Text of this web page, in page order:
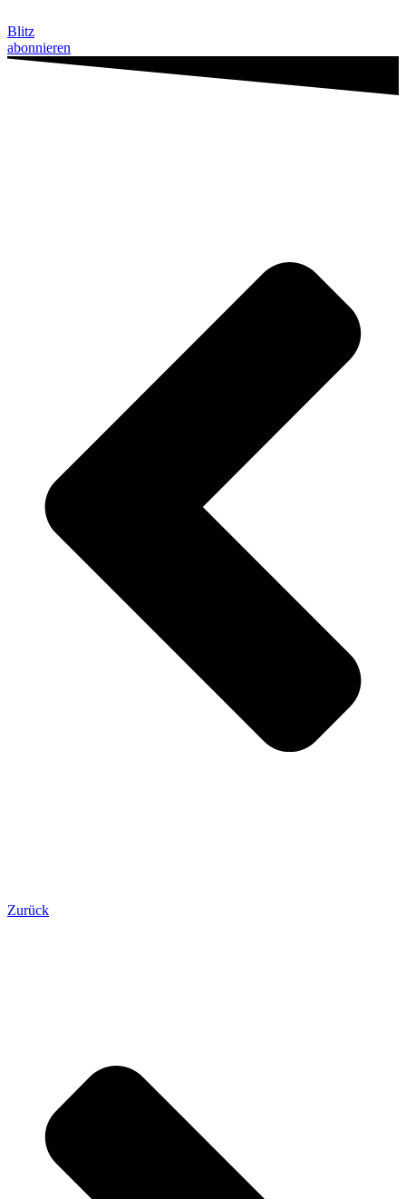
Inhalt
springen
Blitz
abonnieren
Zurück